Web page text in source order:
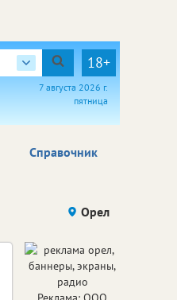
18+
7 августа 2026 г.
пятница
Справочник
Происшествия Здоровье
Орел